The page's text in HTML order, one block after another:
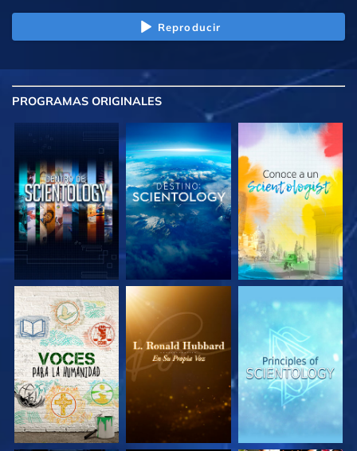
Reproducir
PROGRAMAS ORIGINALES
EXPLORA LAS
SERIES
EXPLORA LAS
SERIES
EXPLORA LAS
SERIES